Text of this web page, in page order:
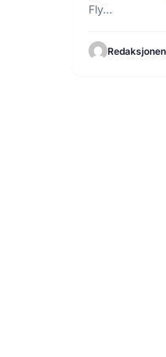
Fly…
Redaksjonen